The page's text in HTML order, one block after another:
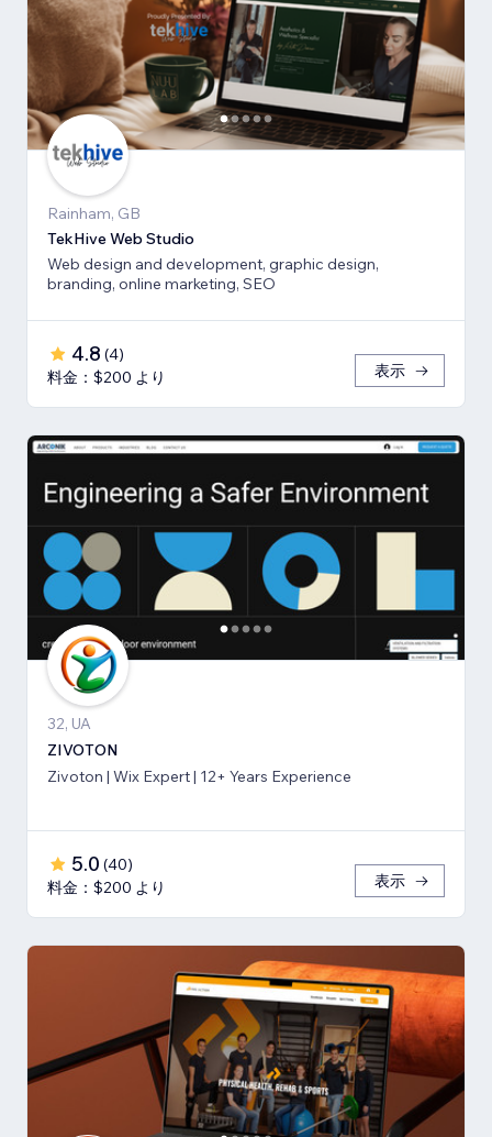
Rainham, GB
TekHive Web Studio
Web design and development, graphic design,
branding, online marketing, SEO
4.8 (4)
料金：$200 より
表示
32, UA
ZIVOTON
Zivoton | Wix Expert | 12+ Years Experience
5.0 (40)
料金：$200 より
表示